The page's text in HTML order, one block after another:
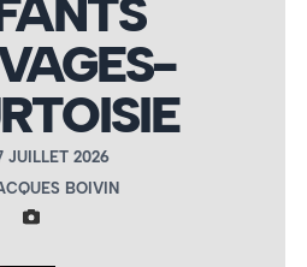
JUILLET 2026
BOIVIN